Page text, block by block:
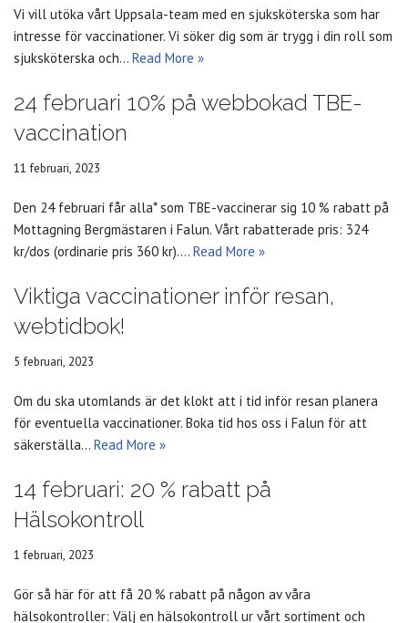
Vi vill utöka vårt Uppsala-team med en sjuksköterska som har
intresse för vaccinationer. Vi söker dig som är trygg i din roll som
sjuksköterska och… Read More »
24 februari 10% på webbokad TBE-
vaccination
11 februari, 2023
Den 24 februari får alla* som TBE-vaccinerar sig 10 % rabatt på
Mottagning Bergmästaren i Falun. Vårt rabatterade pris: 324
kr/dos (ordinarie pris 360 kr).… Read More »
Viktiga vaccinationer inför resan,
webtidbok!
5 februari, 2023
Om du ska utomlands är det klokt att i tid inför resan planera
för eventuella vaccinationer. Boka tid hos oss i Falun för att
säkerställa… Read More »
14 februari: 20 % rabatt på
Hälsokontroll
1 februari, 2023
Gör så här för att få 20 % rabatt på någon av våra
hälsokontroller: Välj en hälsokontroll ur vårt sortiment och